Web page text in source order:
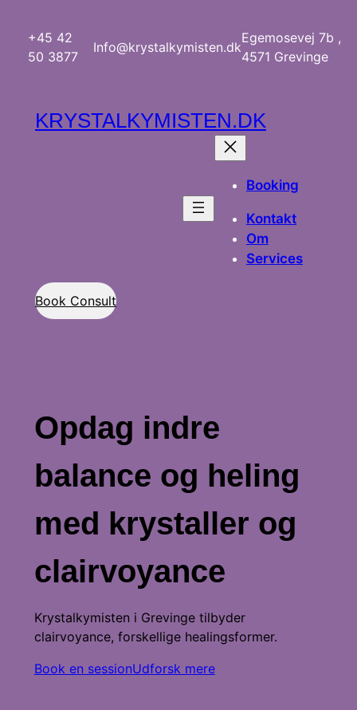
indhold
+45 42
50 3877
Info@krystalkymisten.dk
Egemosevej 7b ,
4571 Grevinge
KRYSTALKYMISTEN.DK
Booking
Kontakt
Om
Services
Book Consult
Opdag indre
balance og heling
med krystaller og
clairvoyance
Krystalkymisten i Grevinge tilbyder
clairvoyance, forskellige healingsformer.
Book en sessionUdforsk mere